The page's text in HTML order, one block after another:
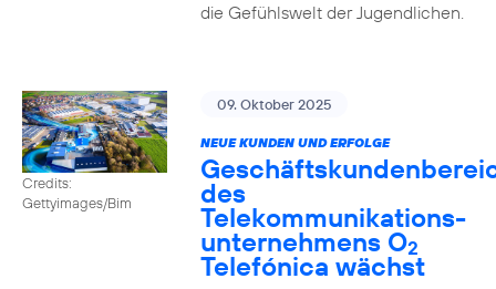
die Gefühlswelt der Jugendlichen.
Credits:
Gettyimages/Bim
09. Oktober 2025
NEUE KUNDEN UND ERFOLGE
des
Telekommunikations­
unternehmens O2
Telefónica wächst